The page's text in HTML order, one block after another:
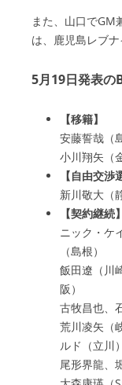
また、山口でGM
は、鹿児島レブ
5月19日発表の
【移籍】
安藤誓哉（
小川翔矢（
【自由交渉
新川敬大（
【契約継続】
ニック・ケ
（島根）
飯田遼（川
阪）
古牧昌也、
荒川凌矢（
ルド（立川）
尾形界龍、